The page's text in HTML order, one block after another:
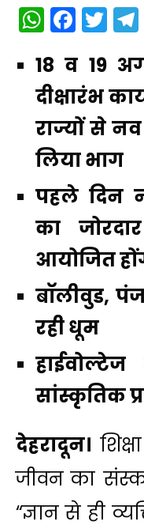
18 व 19
दीक्षारंभ
राज्यों से नव
लिया भाग
पहले दिन
का
आयोजित
बाॅलीवुड,
रही धूम
सांस्कृतिक
देहरादून।
जीवन का
“ज्ञान से ही